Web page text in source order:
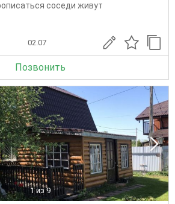
соседи живут
02.07
Позвонить
1 из 9